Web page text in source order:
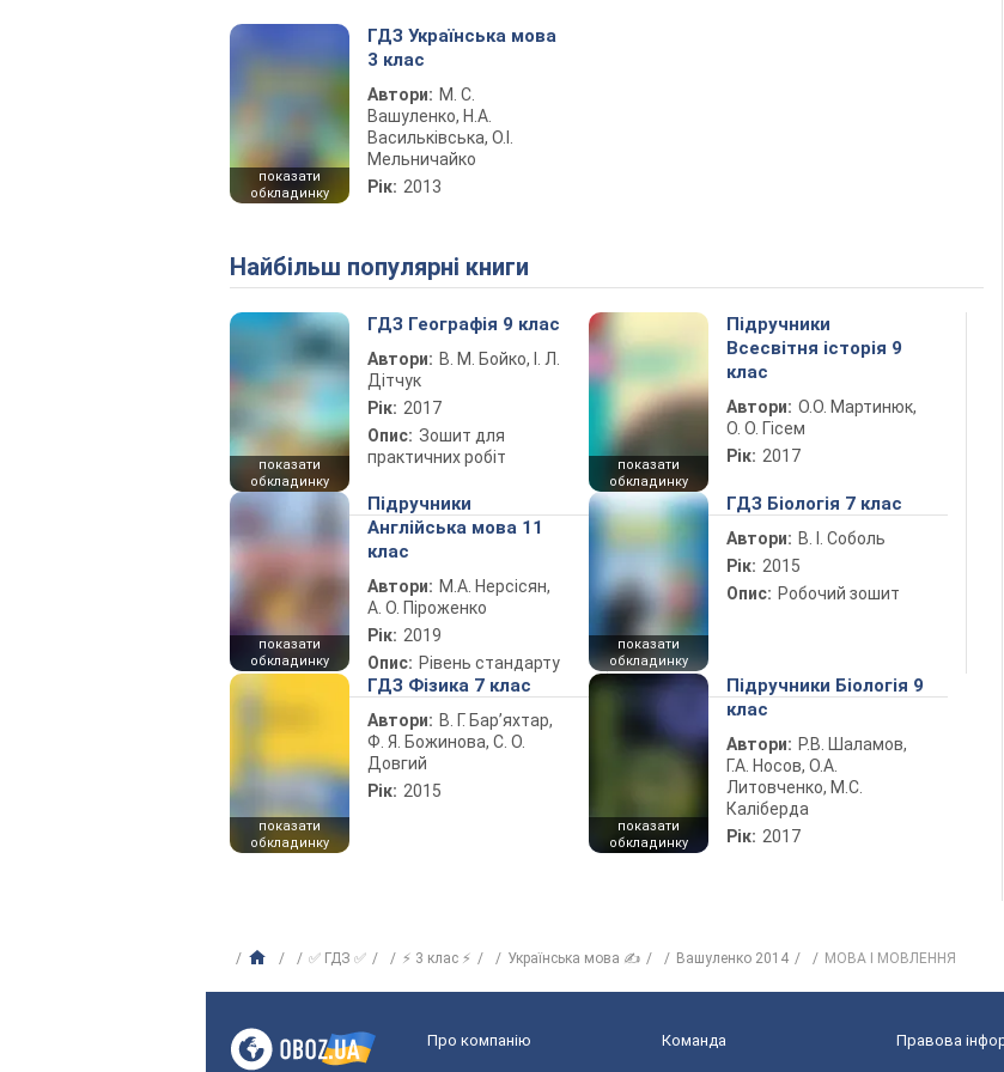
показати
обкладинку
ГДЗ Українська мова
3 клас
Автори: М. С.
Вашуленко, Н.А.
Васильківська, О.І.
Мельничайко
Рік: 2013
Найбільш популярні книги
показати
обкладинку
ГДЗ Географія 9 клас
Автори: В. М. Бойко, І. Л.
Дітчук
Рік: 2017
Опис: Зошит для
практичних робіт
показати
обкладинку
Підручники
Всесвітня історія 9
клас
Автори: О.О. Мартинюк,
О. О. Гісем
Рік: 2017
показати
обкладинку
Підручники
Англійська мова 11
клас
Автори: М.А. Нерсісян,
А. О. Піроженко
Рік: 2019
Опис: Рівень стандарту
показати
обкладинку
ГДЗ Біологія 7 клас
Автори: В. І. Соболь
Рік: 2015
Опис: Робочий зошит
показати
обкладинку
ГДЗ Фізика 7 клас
Автори: В. Г. Бар’яхтар,
Ф. Я. Божинова, С. О.
Довгий
Рік: 2015
показати
обкладинку
Підручники Біологія 9
клас
Автори: Р.В. Шаламов,
Г.А. Носов, О.А.
Литовченко, М.С.
Каліберда
Рік: 2017
✅ ГДЗ ✅ ⚡ 3 клас ⚡ Українська мова ✍ Вашуленко 2014 МОВА І МОВЛЕННЯ
Про компанію Команда Правова